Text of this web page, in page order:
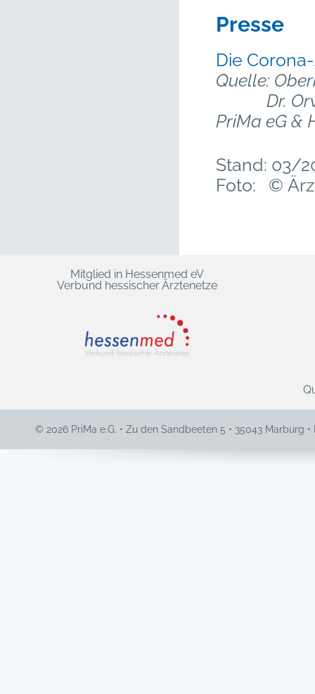
Presse
Die
Quelle:
Dr. Orwin
PriMa eG &
Stand: 03/
Foto: ©
Mitglied in Hessenmed eV
Verbund hessischer Ärztenetze
© 2026 PriMa e.G. • Zu den Sandbeeten 5 • 35043 Marburg •